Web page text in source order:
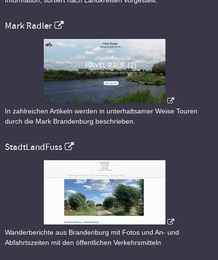
Mark Radler
In zahlreichen Artikeln werden in unterhaltsamer Weise Touren
durch die Mark Brandenburg beschrieben.
StadtLandFuss
Wanderberichte aus Brandenburg mit Fotos und An- und
Abfahrtszeiten mit den öffentlichen Verkehrsmitteln